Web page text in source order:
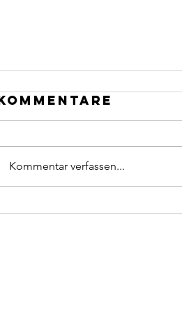
Neuer Laptop &
Kommentar verfassen...